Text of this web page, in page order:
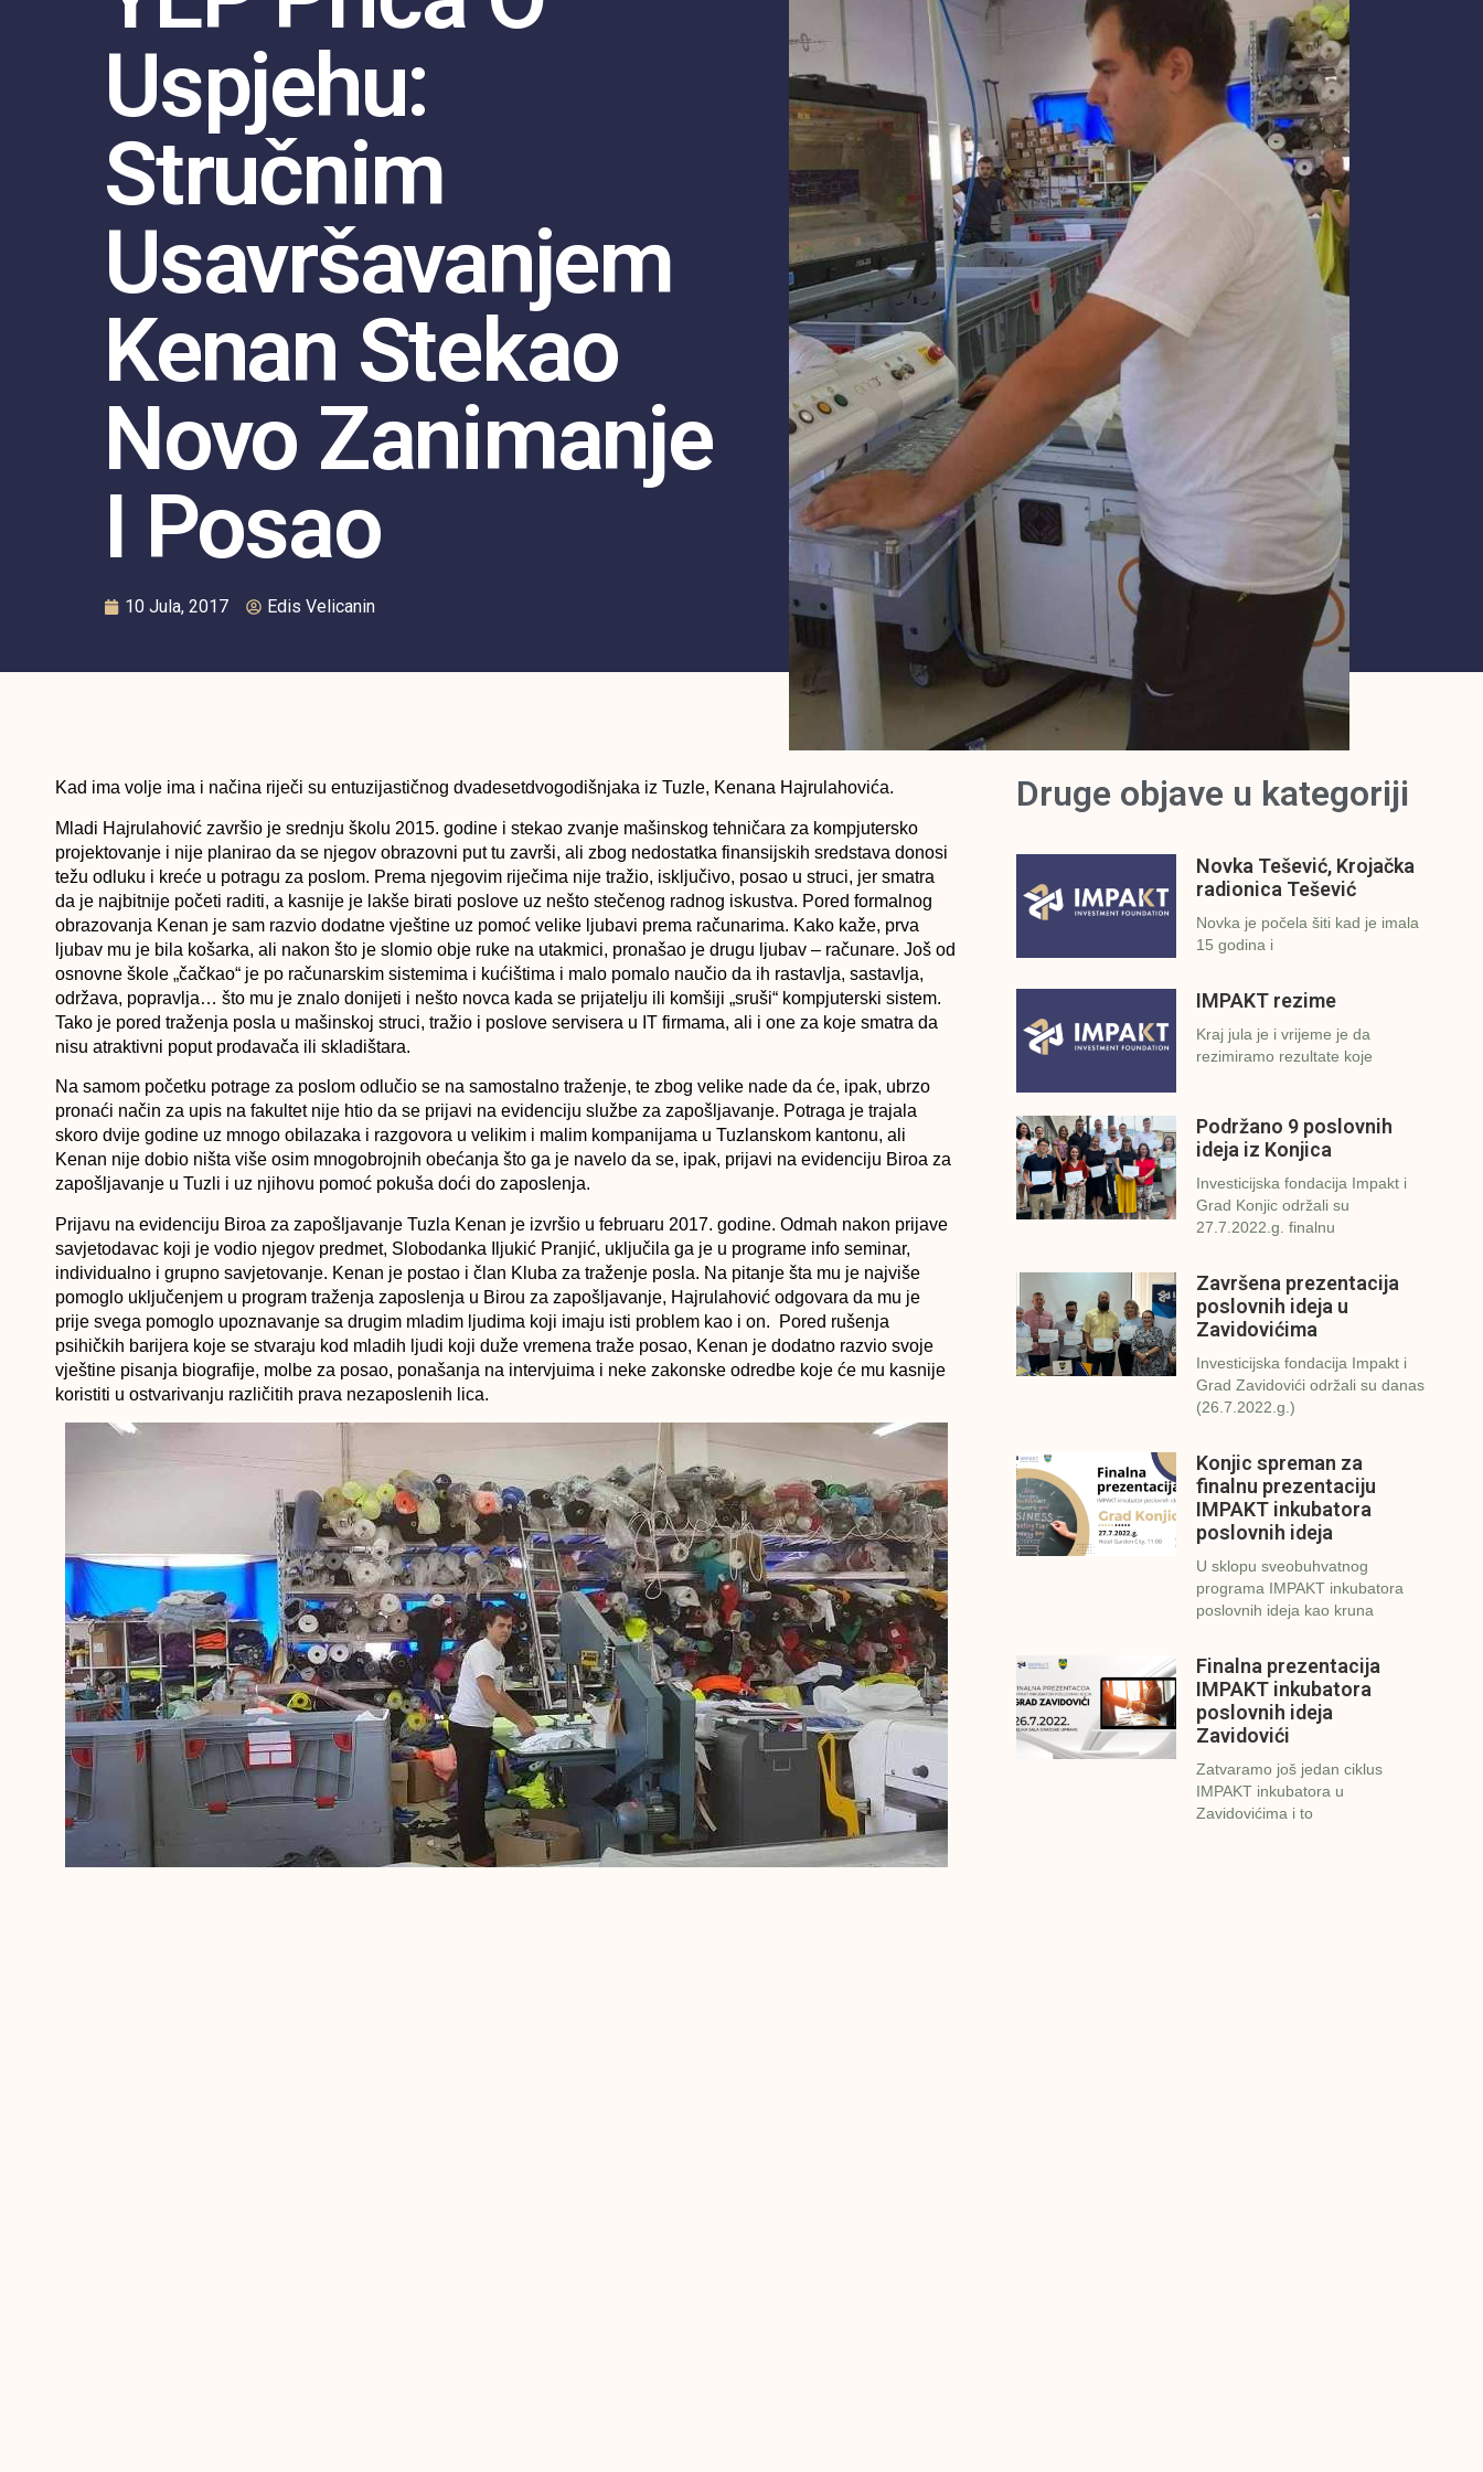
Uspjehu:
Stručnim
Usavršavanjem
Kenan Stekao
Novo Zanimanje
I Posao
10 Jula, 2017 Edis Velicanin
Kad ima volje ima i načina riječi su entuzijastičnog dvadesetdvogodišnjaka iz Tuzle, Kenana Hajrulahovića.
Mladi Hajrulahović završio je srednju školu 2015. godine i stekao zvanje mašinskog tehničara za kompjutersko
projektovanje i nije planirao da se njegov obrazovni put tu završi, ali zbog nedostatka finansijskih sredstava donosi
težu odluku i kreće u potragu za poslom. Prema njegovim riječima nije tražio, isključivo, posao u struci, jer smatra
da je najbitnije početi raditi, a kasnije je lakše birati poslove uz nešto stečenog radnog iskustva. Pored formalnog
obrazovanja Kenan je sam razvio dodatne vještine uz pomoć velike ljubavi prema računarima. Kako kaže, prva
ljubav mu je bila košarka, ali nakon što je slomio obje ruke na utakmici, pronašao je drugu ljubav – računare. Još od
osnovne škole „čačkao“ je po računarskim sistemima i kućištima i malo pomalo naučio da ih rastavlja, sastavlja,
održava, popravlja… što mu je znalo donijeti i nešto novca kada se prijatelju ili komšiji „sruši“ kompjuterski sistem.
Tako je pored traženja posla u mašinskoj struci, tražio i poslove servisera u IT firmama, ali i one za koje smatra da
nisu atraktivni poput prodavača ili skladištara.
Na samom početku potrage za poslom odlučio se na samostalno traženje, te zbog velike nade da će, ipak, ubrzo
pronaći način za upis na fakultet nije htio da se prijavi na evidenciju službe za zapošljavanje. Potraga je trajala
skoro dvije godine uz mnogo obilazaka i razgovora u velikim i malim kompanijama u Tuzlanskom kantonu, ali
Kenan nije dobio ništa više osim mnogobrojnih obećanja što ga je navelo da se, ipak, prijavi na evidenciju Biroa za
zapošljavanje u Tuzli i uz njihovu pomoć pokuša doći do zaposlenja.
Prijavu na evidenciju Biroa za zapošljavanje Tuzla Kenan je izvršio u februaru 2017. godine. Odmah nakon prijave
savjetodavac koji je vodio njegov predmet, Slobodanka Iljukić Pranjić, uključila ga je u programe info seminar,
individualno i grupno savjetovanje. Kenan je postao i član Kluba za traženje posla. Na pitanje šta mu je najviše
pomoglo uključenjem u program traženja zaposlenja u Birou za zapošljavanje, Hajrulahović odgovara da mu je
prije svega pomoglo upoznavanje sa drugim mladim ljudima koji imaju isti problem kao i on. Pored rušenja
psihičkih barijera koje se stvaraju kod mladih ljudi koji duže vremena traže posao, Kenan je dodatno razvio svoje
vještine pisanja biografije, molbe za posao, ponašanja na intervjuima i neke zakonske odredbe koje će mu kasnije
koristiti u ostvarivanju različitih prava nezaposlenih lica.
Druge objave u kategoriji
Novka Tešević, Krojačka
radionica Tešević
Novka je počela šiti kad je imala
15 godina i
IMPAKT rezime
Kraj jula je i vrijeme je da
rezimiramo rezultate koje
Podržano 9 poslovnih
ideja iz Konjica
Investicijska fondacija Impakt i
Grad Konjic održali su
27.7.2022.g. finalnu
Završena prezentacija
poslovnih ideja u
Zavidovićima
Investicijska fondacija Impakt i
Grad Zavidovići održali su danas
(26.7.2022.g.)
Konjic spreman za
finalnu prezentaciju
IMPAKT inkubatora
poslovnih ideja
U sklopu sveobuhvatnog
programa IMPAKT inkubatora
poslovnih ideja kao kruna
Finalna prezentacija
IMPAKT inkubatora
poslovnih ideja
Zavidovići
Zatvaramo još jedan ciklus
IMPAKT inkubatora u
Zavidovićima i to